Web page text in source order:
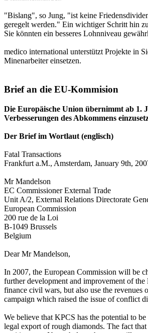
"Bislang", so Jung, "ist keine
geregelt werden." Ein wichtiger Schritt hin
Sie könnten ein besseres Lohnniveau
medico international unterstützt Projekte in
Minenarbeiter einsetzen.
Brief an die EU-Kommision
Die Europäische Union übernimmt ab 1.
Verbesserungen des Abkommens
Der Brief im Wortlaut (englisch)
Fatal Transactions
Frankfurt a.M., Amsterdam, January 9th,
Mr Mandelson
EC Commissioner External Trade
Unit A/2, External Relations Directorate
European Commission
200 rue de la Loi
B-1049 Brussels
Belgium
Dear Mr Mandelson,
In 2007, the European Commission will be
further development and improvement of
finance civil wars, but also use the revenues
campaign which raised the issue of conflict
We believe that KPCS has the potential to
legal export of rough diamonds. The fact